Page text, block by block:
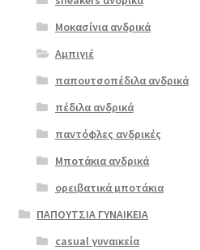
ΠΡΟΣΦΟΡΆ!
109.00
Original
price
€109.00.
€ 87.00Η
τρέχουσα
είναι:
€87.00.
επιλογές
μπορούν
επιλεγούν
στη
σελίδα
προϊόντος
Μοκασίνια ανδρικά
Αμπιγιέ
παπουτσοπέδιλα ανδρικά
πέδιλα ανδρικά
παντόφλες ανδρικές
Μποτάκια ανδρικά
ορειβατικά μποτάκια
ΠΑΠΟΥΤΣΙΑ ΓΥΝΑΙΚΕΙΑ
casual γυναικεία